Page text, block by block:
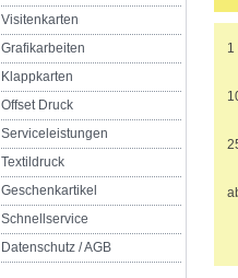
Visitenkarten
Grafikarbeiten
Klappkarten
Offset Druck
Serviceleistungen
Textildruck
Geschenkartikel
Schnellservice
Datenschutz / AGB
1